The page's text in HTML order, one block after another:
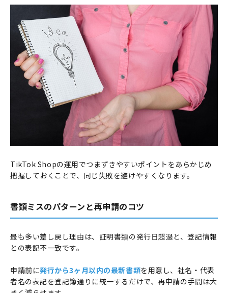
TikTok Shopの運用でつまずきやすいポイントをあらかじめ
把握しておくことで、同じ失敗を避けやすくなります。
書類ミスのパターンと再申請のコツ
最も多い差し戻し理由は、証明書類の発行日超過と、登記情報
との表記不一致です。
申請前に発行から3ヶ月以内の最新書類を用意し、社名・代表
者名の表記を登記簿通りに統一するだけで、再申請の手間は大